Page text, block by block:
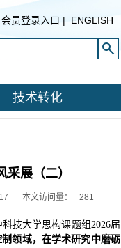
会员登录入口 | ENGLISH
技术转化
展（二）
本文访问量： 281
技大学思构课题组2026届
领域，在学术研究中磨砺